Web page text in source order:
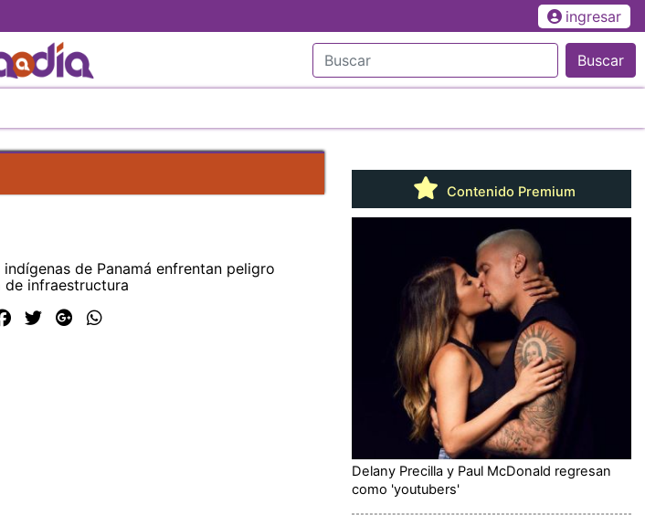
al
contenido
principal
ingresar
Buscar
indígenas de Panamá enfrentan peligro
infraestructura
Contenido Premium
Delany Precilla y Paul McDonald regresan
como 'youtubers'